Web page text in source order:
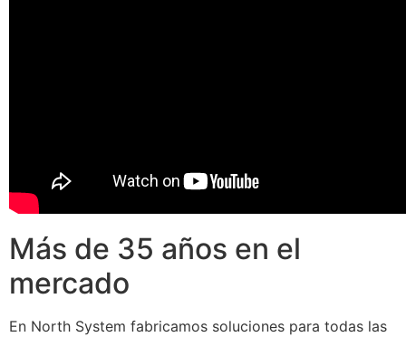
Más de 35 años en el
mercado
En North System fabricamos soluciones para todas las